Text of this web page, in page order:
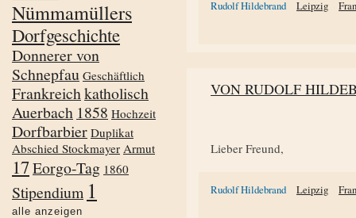
Rudolf Hildebrand Leipzig
VON RUDOLF
Lieber Freund,
Rudolf Hildebrand Leipzig
Nümmamüllers
Dorfgeschichte
Donnerer von
Schnepfau Geschäftlich
Frankreichkatholisch
Auerbach 1858 Hochzeit
Dorfbarbier Duplikat
Abschied Stockmayer Armut
17Eorgo-Tag 1860
Stipendium 1
alle anzeigen